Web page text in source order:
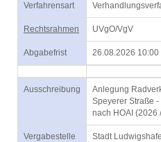
Verfahrensart
Rechtsrahmen UVgO/VgV
Abgabefrist 26.08.2026 10:00
Ausschreibung
Anlegung
Speyerer Straße
nach HOAI (2026
Vergabestelle
Stadt